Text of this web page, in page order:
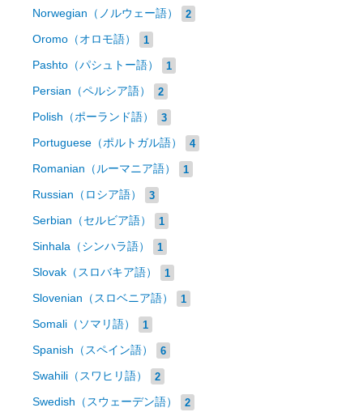
Norwegian（ノルウェー語） 2
Oromo（オロモ語） 1
Pashto（パシュトー語） 1
Persian（ペルシア語） 2
Polish（ポーランド語） 3
Portuguese（ポルトガル語） 4
Romanian（ルーマニア語） 1
Russian（ロシア語） 3
Serbian（セルビア語） 1
Sinhala（シンハラ語） 1
Slovak（スロバキア語） 1
Slovenian（スロベニア語） 1
Somali（ソマリ語） 1
Spanish（スペイン語） 6
Swahili（スワヒリ語） 2
Swedish（スウェーデン語） 2